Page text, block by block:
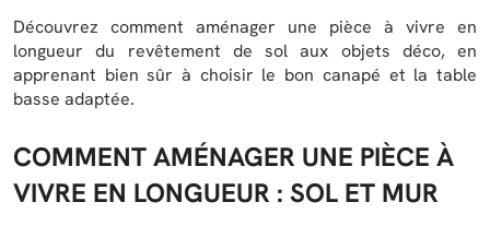
Découvrez comment aménager une pièce à vivre en
longueur du revêtement de sol aux objets déco, en
apprenant bien sûr à choisir le bon canapé et la table
basse adaptée.
COMMENT AMÉNAGER UNE PIÈCE À
VIVRE EN LONGUEUR : SOL ET MUR